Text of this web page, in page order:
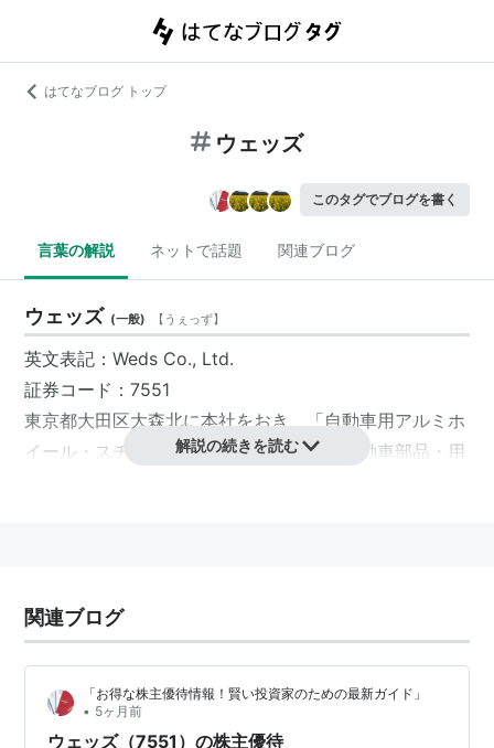
はてなブログ トップ
ウェッズ
このタグでブログを書く
言葉の解説 ネットで話題 関連ブログ
ウェッズ (一般) 【 うぇっず】
英文表記：Weds Co., Ltd.
証券コード：7551
東京都大田区大森北に本社をおき、「自動車用アルミホ
イール・スチールホイールを中心とした自動車部品・用
解説の続きを読む
関連ブログ
「お得な株主優待情報！賢い投資家のための最新ガイド」
• 5ヶ月前
ウェッズ（7551）の株主優待